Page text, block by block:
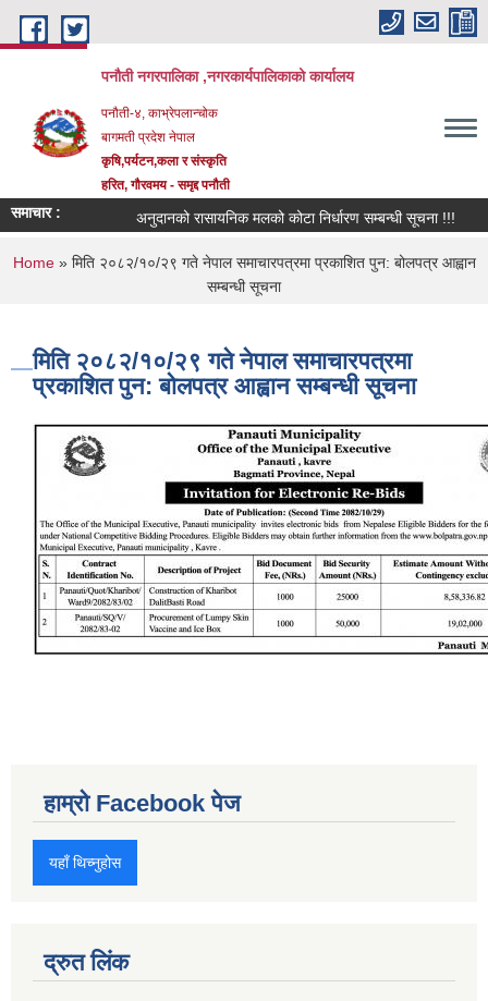
Skip to main content
पनौती नगरपालिका ,नगरकार्यपालिकाको कार्यालय
पनौती-४, काभ्रेपलान्चोक
बागमती प्रदेश नेपाल
कृषि,पर्यटन,कला र संस्कृति
हरित, गौरवमय - समृद्द पनौती
समाचार : अनुदानको रासायनिक मलको कोटा निर्धारण सम्बन्धी सूचना !!!
You are here
Home» मिति २०८२/१०/२९ गते नेपाल समाचारपत्रमा प्रकाशित पुन: बोलपत्र आह्वान
सम्बन्धी सूचना
मिति २०८२/१०/२९ गते नेपाल समाचारपत्रमा
प्रकाशित पुन: बोलपत्र आह्वान सम्बन्धी सूचना
हाम्रो Facebook पेज
यहाँ थिच्नुहोस
द्रुत लिंक